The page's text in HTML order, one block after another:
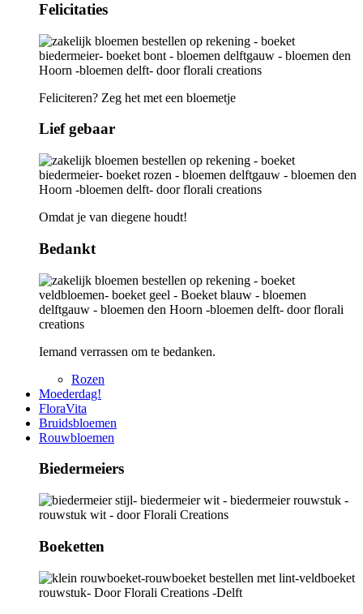
Felicitaties
Feliciteren? Zeg het met een bloemetje
Lief gebaar
Omdat je van diegene houdt!
Bedankt
Iemand verrassen om te bedanken.
Rozen
Moederdag!
FloraVita
Bruidsbloemen
Rouwbloemen
Biedermeiers
Boeketten